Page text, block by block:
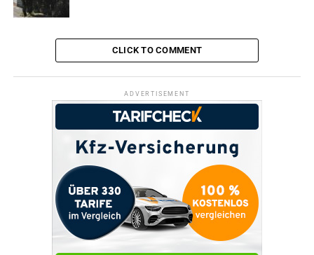
CLICK TO COMMENT
ADVERTISEMENT